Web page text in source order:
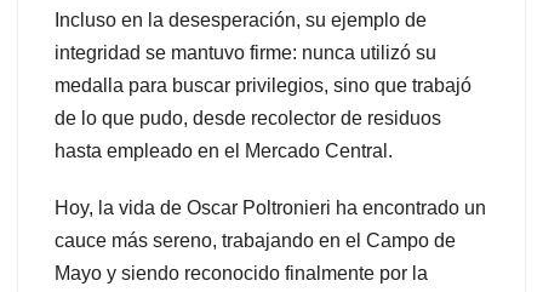
Incluso en la desesperación, su ejemplo de
integridad se mantuvo firme: nunca utilizó su
medalla para buscar privilegios, sino que trabajó
de lo que pudo, desde recolector de residuos
hasta empleado en el Mercado Central.
Hoy, la vida de Oscar Poltronieri ha encontrado un
cauce más sereno, trabajando en el Campo de
Mayo y siendo reconocido finalmente por la